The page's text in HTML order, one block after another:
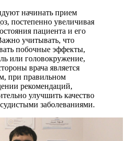
начинать прием
постепенно увеличивая
пациента и его
учитывать, что
побочные эффекты,
или головокружение,
врача является
при правильном
рекомендаций,
улучшить качество
заболеваниями.